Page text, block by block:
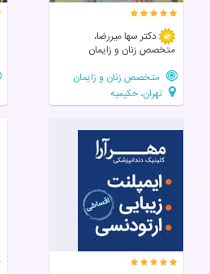
دکتر سها میررضا،
متخصص زنان و زایمان
متخصص زنان و زایمان
تهران، حکیمیه